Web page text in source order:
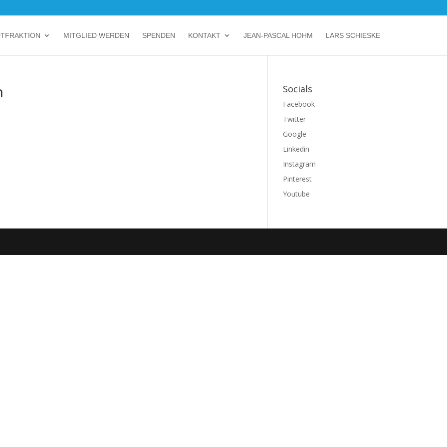
MITGLIED WERDEN SPENDEN KONTAKT JEAN-PASCAL HOHM LARS SCHIESKE
Socials
Facebook
Twitter
Google
Linkedin
Instagram
Pinterest
Youtube